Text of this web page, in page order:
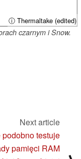
ⓘ Thermaltake (edited)
czarnym i Snow.
Next article
testuje
pamięci RAM